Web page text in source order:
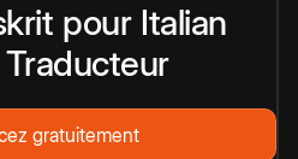
pour Italian
Traducteur
gratuitement